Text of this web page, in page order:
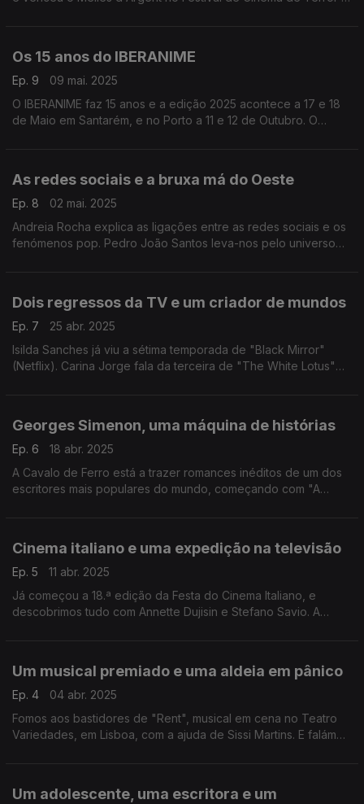
Os 15 anos do IBERANIME
Ep. 9
09 mai. 2025
O IBERANIME faz 15 anos e a edição 2025 acontece a 17 e 18
de Maio em Santarém, e no Porto a 11 e 12 de Outubro. O
As redes sociais e a bruxa má do Oeste
Ep. 8
02 mai. 2025
Andreia Rocha explica as ligações entre as redes sociais e os
fenómenos pop. Pedro João Santos leva-nos pelo universo
Dois regressos da TV e um criador de mundos
Ep. 7
25 abr. 2025
Isilda Sanches já viu a sétima temporada de "Black Mirror"
(Netflix). Carina Jorge fala da terceira de "The White Lotus"
Georges Simenon, uma máquina de histórias
Ep. 6
18 abr. 2025
A Cavalo de Ferro está a trazer romances inéditos de um dos
escritores mais populares do mundo, começando com "A
Cinema italiano e uma expedição na televisão
Ep. 5
11 abr. 2025
Já começou a 18.ª edição da Festa do Cinema Italiano, e
descobrimos tudo com Annette Dujisin e Stefano Savio. A
Um musical premiado e uma aldeia em pânico
Ep. 4
04 abr. 2025
Fomos aos bastidores de "Rent", musical em cena no Teatro
Variedades, em Lisboa, com a ajuda de Sissi Martins. E falámos
Um adolescente, uma escritora e um